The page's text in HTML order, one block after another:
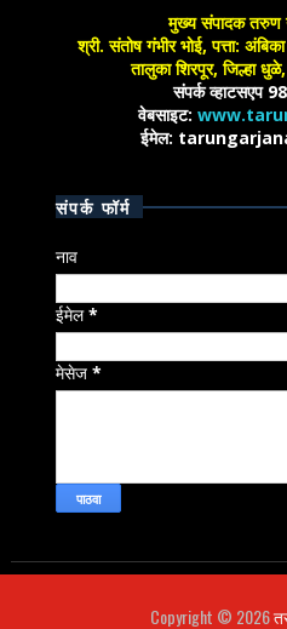
मुख्य संपादक तरुण
श्री. संतोष गंभीर भोई, पत्ता:
तालुका शिरपूर, जिल्हा
संपर्क व्हाटसएप
वेबसाइट:
ईमेल:
संपर्क फॉर्म
नाव
ईमेल*
मेसेज*
Copyright © 2026